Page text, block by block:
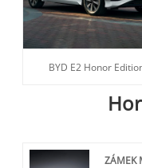
BYD E2 Honor
ZÁMEK